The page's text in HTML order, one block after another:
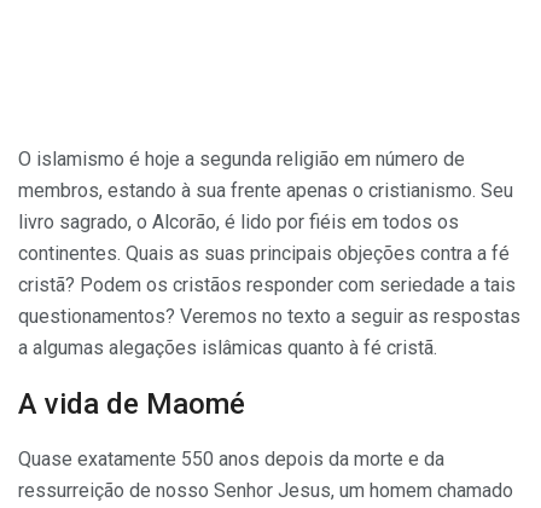
O islamismo é hoje a segunda religião em número de
membros, estando à sua frente apenas o cristianismo. Seu
livro sagrado, o Alcorão, é lido por fiéis em todos os
continentes. Quais as suas principais objeções contra a fé
cristã? Podem os cristãos responder com seriedade a tais
questionamentos? Veremos no texto a seguir as respostas
a algumas alegações islâmicas quanto à fé cristã.
A vida de Maomé
Quase exatamente 550 anos depois da morte e da
ressurreição de nosso Senhor Jesus, um homem chamado